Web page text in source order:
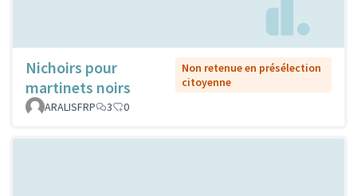
Nichoirs pour
martinets noirs
Non retenue en présélection
citoyenne
ARALISFRP
3 0